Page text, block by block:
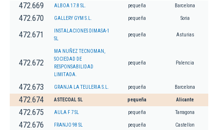
472.669 ALBOA 17.8 SL. pequeña Barcelona
472.670 GALLERY GYM S.L. pequeña Soria
472.671
INSTALACIONES DIMASA-1
SL
pequeña Asturias
472.672
MA NUÑEZ TECNOMAN,
SOCIEDAD DE
RESPONSABILIDAD
LIMITADA.
pequeña Palencia
472.673 GRANJA LA TEULERIA S.L. pequeña Barcelona
472.674 ASTECOAL SL pequeña Alicante
472.675 AULA F 7 SL pequeña Tarragona
472.676 FRANJO 98 SL pequeña Castellon